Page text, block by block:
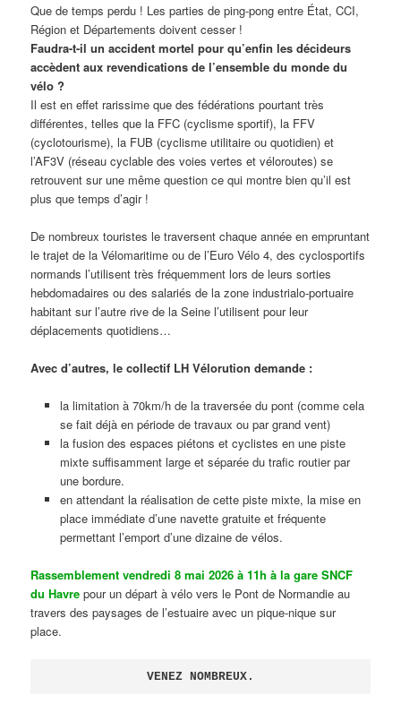
Que de temps perdu ! Les parties de ping-pong entre État, CCI,
Région et Départements doivent cesser !
Faudra-t-il un accident mortel pour qu’enfin les décideurs
accèdent aux revendications de l’ensemble du monde du
vélo ?
Il est en effet rarissime que des fédérations pourtant très
différentes, telles que la FFC (cyclisme sportif), la FFV
(cyclotourisme), la FUB (cyclisme utilitaire ou quotidien) et
l’AF3V (réseau cyclable des voies vertes et véloroutes) se
retrouvent sur une même question ce qui montre bien qu’il est
plus que temps d’agir !
De nombreux touristes le traversent chaque année en empruntant
le trajet de la Vélomaritime ou de l’Euro Vélo 4, des cyclosportifs
normands l’utilisent très fréquemment lors de leurs sorties
hebdomadaires ou des salariés de la zone industrialo-portuaire
habitant sur l’autre rive de la Seine l’utilisent pour leur
déplacements quotidiens…
Avec d’autres, le collectif LH Vélorution demande :
la limitation à 70km/h de la traversée du pont (comme cela
se fait déjà en période de travaux ou par grand vent)
la fusion des espaces piétons et cyclistes en une piste
mixte suffisamment large et séparée du trafic routier par
une bordure.
en attendant la réalisation de cette piste mixte, la mise en
place immédiate d’une navette gratuite et fréquente
permettant l’emport d’une dizaine de vélos.
Rassemblement vendredi 8 mai 2026 à 11h à la gare SNCF
du Havre pour un départ à vélo vers le Pont de Normandie au
travers des paysages de l’estuaire avec un pique-nique sur
place.
VENEZ NOMBREUX.